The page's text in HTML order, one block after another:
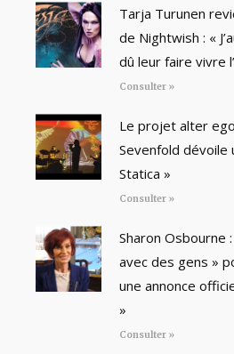
Tarja Turunen
de Nightwish : «
dû leur faire vivre
Consulter »
Le projet alter
Sevenfold dévoile
Statica »
Consulter »
Sharon Osbourne
avec des gens »
une annonce
»
Consulter »